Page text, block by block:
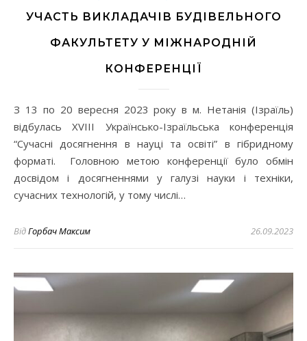
УЧАСТЬ ВИКЛАДАЧІВ БУДІВЕЛЬНОГО
ФАКУЛЬТЕТУ У МІЖНАРОДНІЙ
КОНФЕРЕНЦІЇ
З 13 по 20 вересня 2023 року в м. Нетанія (Ізраїль)
відбулась XVIII Українсько-Ізраїльська конференція
“Сучасні досягнення в науці та освіті” в гібридному
форматі. Головною метою конференції було обмін
досвідом і досягненнями у галузі науки і техніки,
сучасних технологій, у тому числі…
ВідГорбач Максим 26.09.2023